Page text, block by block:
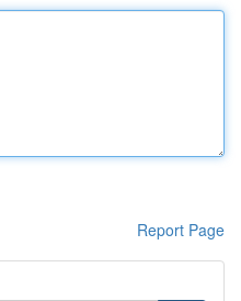
Report Page